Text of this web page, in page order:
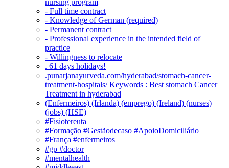
- Full time contract
- Knowledge of German (required)
- Permanent contract
- Professional experience in the intended field of
practice
- Willingness to relocate
. 61 days holidays!
.punarjanayurveda.com/hyderabad/stomach-cancer-
treatment-hospitals/ Keywords : Best stomach Cancer
Treatment in hyderabad
(Enfermeiros) (Irlanda) (emprego) (Ireland) (nurses)
(jobs) (HSE)
#Fisiotereuta
#Formação #Gestãodecaso #ApoioDomiciliário
#França #enfermeiros
#gp #doctor
#mentalhealth